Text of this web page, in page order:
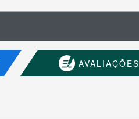
AVALIAÇÕES